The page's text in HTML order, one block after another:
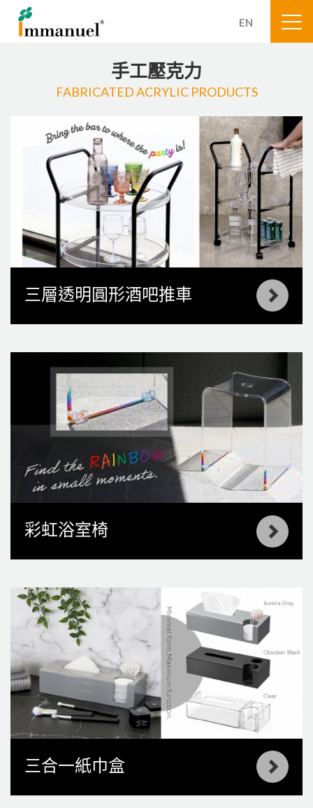
EN
手工壓克力
FABRICATED ACRYLIC PRODUCTS
三層透明圓形酒吧推車
彩虹浴室椅
三合一紙巾盒